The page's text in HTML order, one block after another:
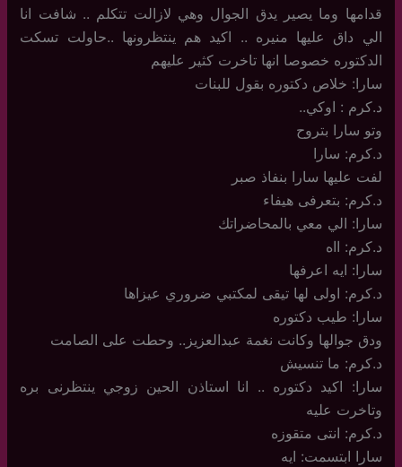
قدامها وما يصير يدق الجوال وهي لازالت تتكلم .. شافت انا
الي داق عليها منيره .. اكيد هم ينتظرونها ..حاولت تسكت
الدكتوره خصوصا انها تاخرت كثير عليهم
سارا: خلاص دكتوره بقول للبنات
د.كرم : اوكي..
وتو سارا بتروح
د.كرم: سارا
لفت عليها سارا بنفاذ صبر
د.كرم: بتعرفى هيفاء
سارا: الي معي بالمحاضراتك
د.كرم: ااه
سارا: ايه اعرفها
د.كرم: اولى لها تيقى لمكتبي ضروري عيزاها
سارا: طيب دكتوره
ودق جوالها وكانت نغمة عبدالعزيز.. وحطت على الصامت
د.كرم: ما تنسيش
سارا: اكيد دكتوره .. انا استاذن الحين زوجي ينتظرنى بره
وتاخرت عليه
د.كرم: انتى متقوزه
سارا ابتسمت: ايه